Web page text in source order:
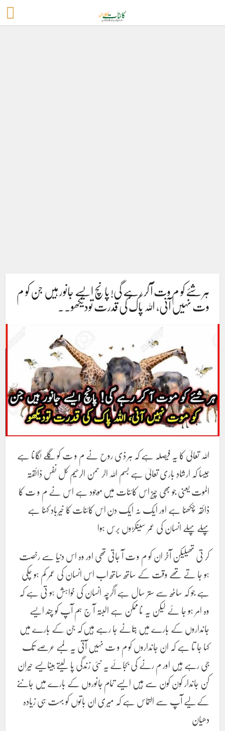
ہر شئے کو م وت آ کر رہے گی! پانچ ایسے جانور ہیں جن کو م
وت نہیں آنی، اللہ پاک کی قدرت تودیکھو۔۔
اللہ تعالیٰ کا یہ فیصلہ ہے کہ ہر ذی روح نے م و ت کو گلے لگانا ہے
جیسا کہ ارشادِ باری تعالیٰ ہے بسم اللہ الر حمن الرحیم کل نفس ذائقتہ
الموت یعنی جو بھی چیز اس کائنات میں موجود ہے اس نے م و ت کا
ذائقہ چکھنا ہے اور ایک نہ ایک دن اس کائنات کا خیرباد کہنا ہے
پہلے پہلے انسان کی عمر سینکڑوں برس ہوا
کر تی تھیلیکن آخر ان کو م و ت آ جاتی تھی اور وہ اس دنیا سے رخصت
ہو جا تے تھے وقت کے ساتھ ساتھ اب اس انسان کی عمر کم ہو چکی
ہے جو کہ ساٹھ سے ستر سال ہے اگرچہ انسان کی خواہش ہو تی ہے کہ
وہ امر ہو جا ئے لیکن یہ نا ممکن ہے البتہ آ ج ہم آپ کو چند ایسے
جانداروں کے بارے میں بتانے جا رہے ہیں کہ جن کے بارے میں
کہا جا تا ہے کہ ان جانداروں کو م و ت نہیں آتی یہ لمبے عرصے تک
جی رہے ہیں اور م رنے کی بجائے یہ نئی زندگی پا لیتے ہیںایسے حیران
کن جاندار کون کون سے ہیں ایسے تمام جانوروں کے بارے میں جاننے
کے لیے آپ سے التماس ہے کہ میری ان باتوں کو بہت ہی زیادہ
دھیان